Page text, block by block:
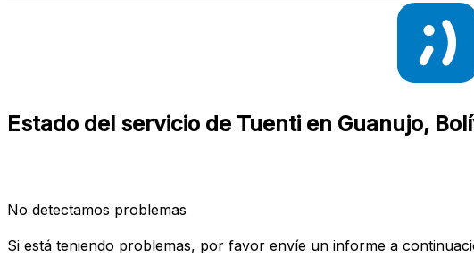
Estado del servicio de Tuenti en Guanujo,
No detectamos problemas
Si está teniendo problemas, por favor envíe un informe a